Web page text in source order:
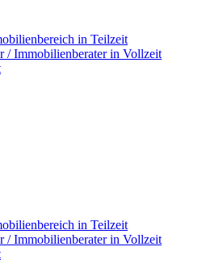
in Teilzeit
/ Immobilienberater in Vollzeit
in Teilzeit
/ Immobilienberater in Vollzeit